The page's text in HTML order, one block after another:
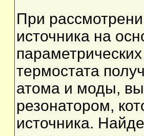
При
источника на
термостата
атома и моды,
резонатором,
источника.